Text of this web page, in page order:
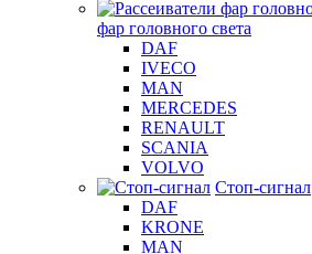
фар головного света
DAF
IVECO
MAN
MERCEDES
RENAULT
SCANIA
VOLVO
Стоп-сигнал
DAF
KRONE
MAN